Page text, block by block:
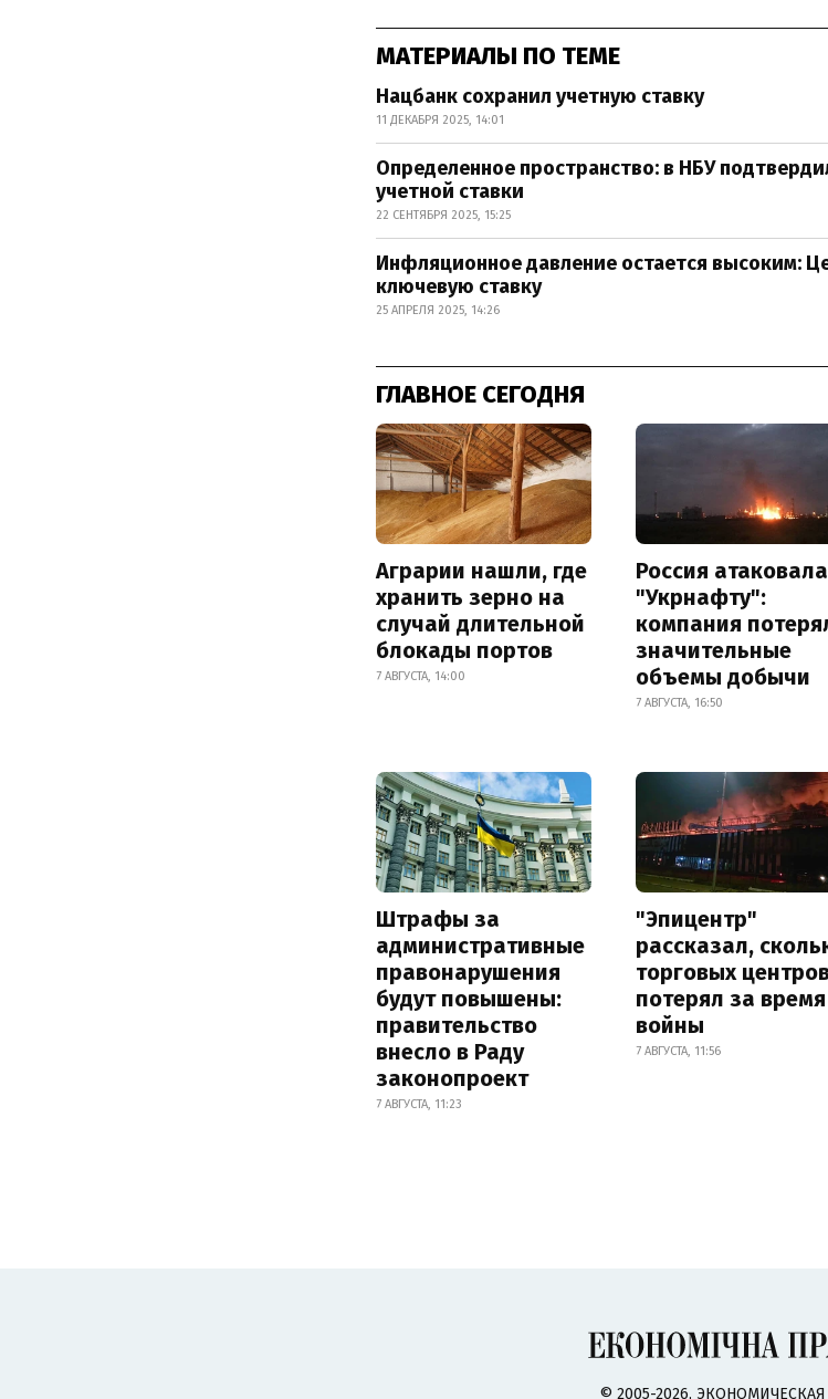
МАТЕРИАЛЫ ПО ТЕМЕ
Нацбанк сохранил учетную ставку
11 ДЕКАБРЯ 2025, 14:01
Определенное пространство: в НБУ
учетной ставки
22 СЕНТЯБРЯ 2025, 15:25
Инфляционное давление остается высоким:
ключевую ставку
25 АПРЕЛЯ 2025, 14:26
ГЛАВНОЕ СЕГОДНЯ
Аграрии нашли, где
хранить зерно на
случай длительной
блокады портов
7 АВГУСТА, 14:00
Россия атаковала
"Укрнафту":
компания
значительные
объемы добычи
7 АВГУСТА, 16:50
Штрафы за
административные
правонарушения
будут повышены:
правительство
внесло в Раду
законопроект
7 АВГУСТА, 11:23
"Эпицентр"
рассказал,
торговых
потерял за время
войны
7 АВГУСТА, 11:56
© 2005-2026,